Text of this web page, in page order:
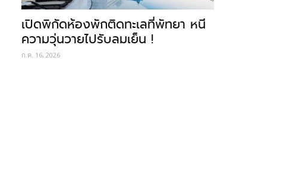
เปิดพิกัดห้องพักติดทะเลที่พัทยา หนี
ความวุ่นวายไปรับลมเย็น !
ก.ค. 16, 2026